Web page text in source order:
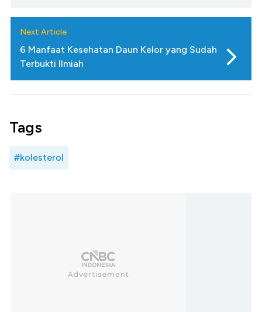
Next Article
6 Manfaat Kesehatan Daun Kelor yang Sudah
Terbukti Ilmiah
Tags
#kolesterol